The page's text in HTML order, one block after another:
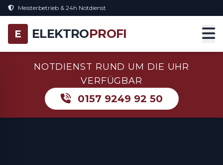
Meisterbetrieb & 24h Notdienst
E ELEKTROPROFI
NOTDIENST RUND UM DIE UHR
VERFÜGBAR
0157 9249 92 50